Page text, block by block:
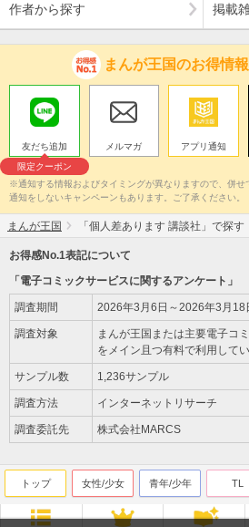
作者から探す 掲載
まんが王国のお得情
友だち追加
限定クーポン
メルマガ アプリ通知
※通知する情報およびタイミングが異なりますので、併
通知をしないキャンペーンもあります。ご了承ください。
まんが王国 「個人差あります 講談社」で探す
お得感No.1表記について
「電子コミックサービスに関するアンケート」
調査期間 2026年3月6日～2026年3月18
調査対象
まんが王国または主要電子コ
をメイン且つ有料で利用して
サンプル数 1,236サンプル
調査方法 インターネットリサーチ
調査委託先 株式会社MARCS
トップ 女性/少女 青年/少年 TL